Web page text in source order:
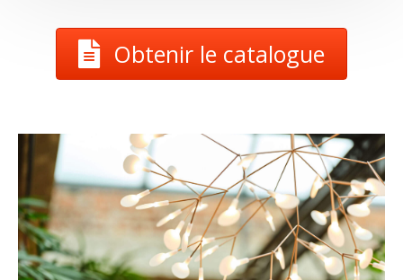
Obtenir le catalogue